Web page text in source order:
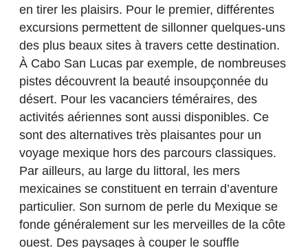
en tirer les plaisirs. Pour le premier, différentes
excursions permettent de sillonner quelques-uns
des plus beaux sites à travers cette destination.
À Cabo San Lucas par exemple, de nombreuses
pistes découvrent la beauté insoupçonnée du
désert. Pour les vacanciers téméraires, des
activités aériennes sont aussi disponibles. Ce
sont des alternatives très plaisantes pour un
voyage mexique hors des parcours classiques.
Par ailleurs, au large du littoral, les mers
mexicaines se constituent en terrain d’aventure
particulier. Son surnom de perle du Mexique se
fonde généralement sur les merveilles de la côte
ouest. Des paysages à couper le souffle